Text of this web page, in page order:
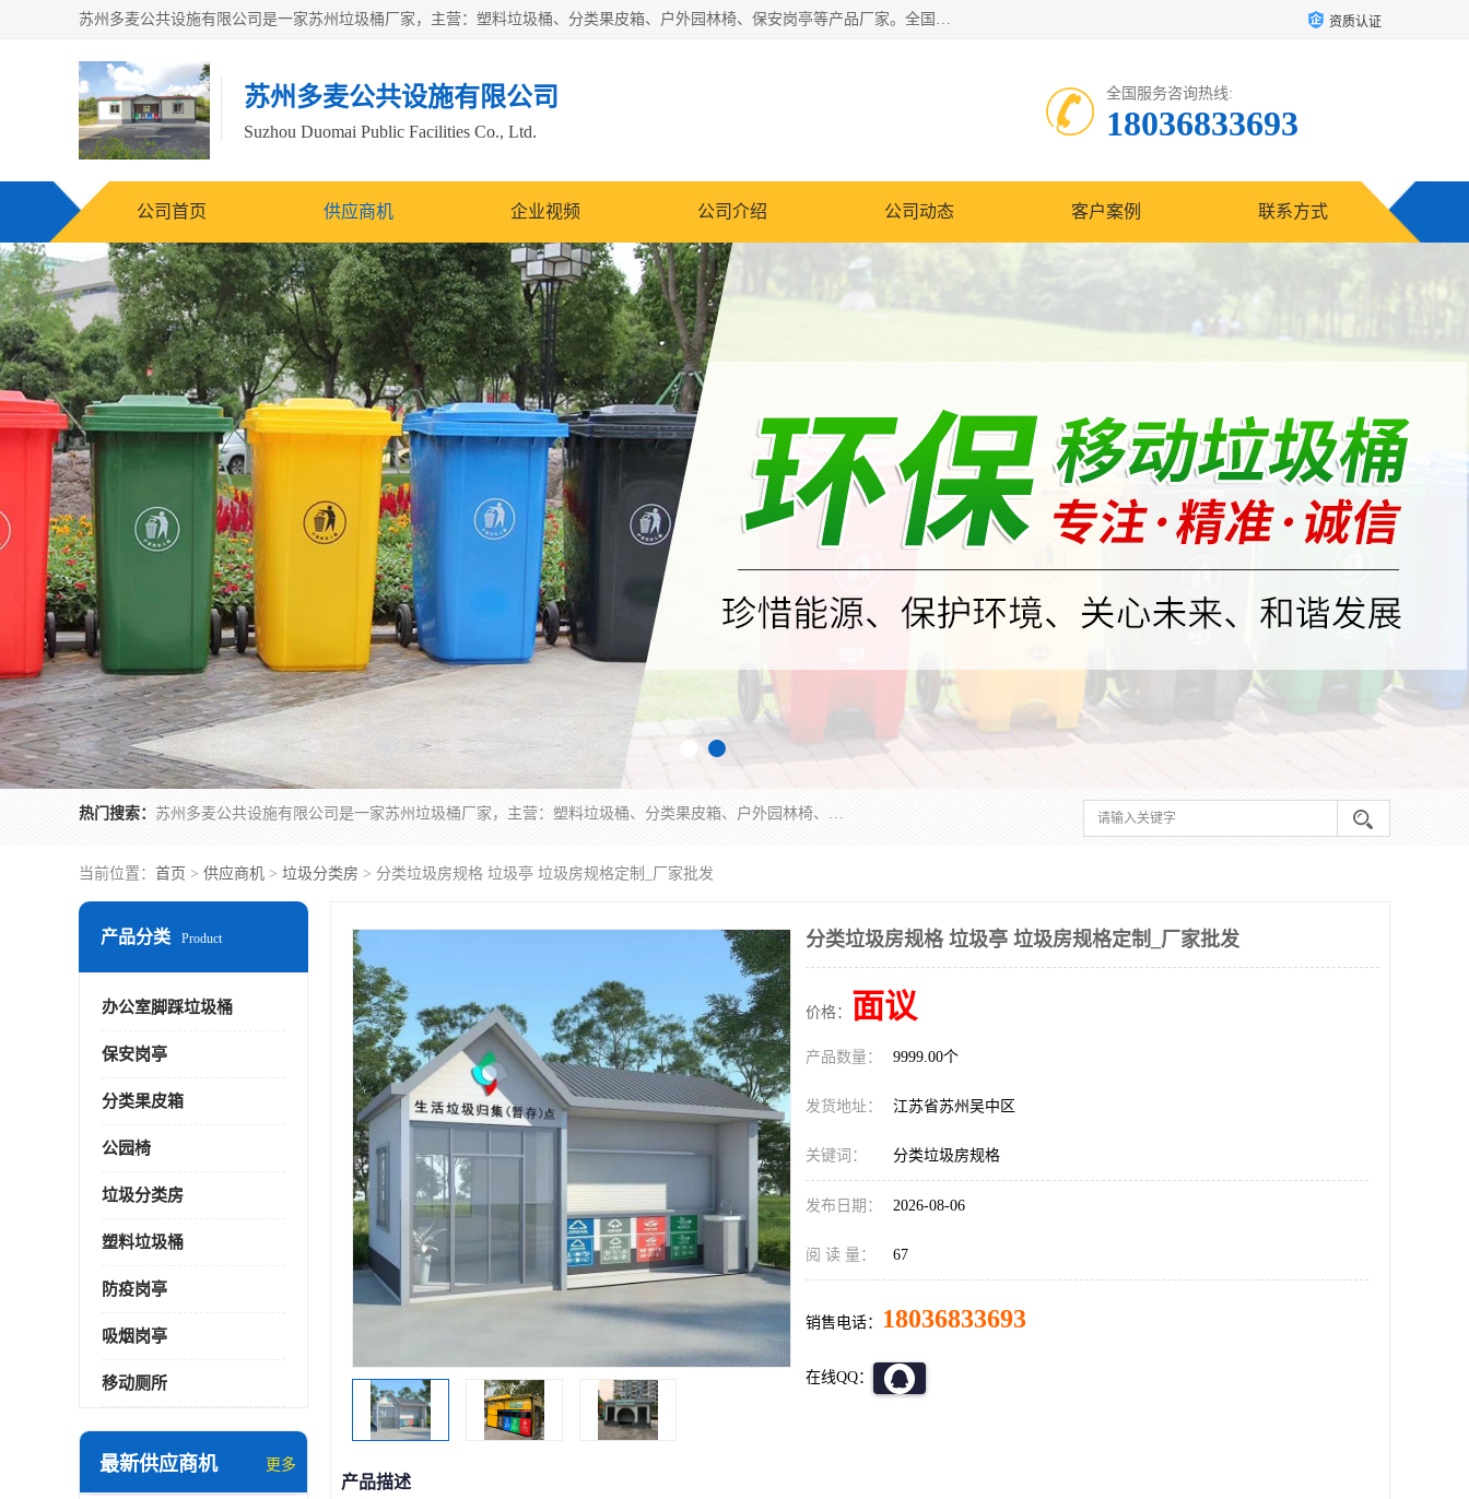
苏州多麦公共设施有限公司是一家苏州垃圾桶厂家，主营：塑料垃圾桶、分类果皮箱、户外园林椅、保安岗亭等产品厂家。全国统一热线电话：17105580222。公司组建完善的团队。设计人员，能根据客户要求，提供适合的设计方案，来满足客户的需求。 资质认证
苏州多麦公共设施有限公司
Suzhou Duomai Public Facilities Co., Ltd.
全国服务咨询热线:
18036833693
公司首页 供应商机 企业视频 公司介绍 公司动态 客户案例 联系方式
热门搜索： 苏州多麦公共设施有限公司是一家苏州垃圾桶厂家，主营：塑料垃圾桶、分类果皮箱、户外园林椅、保安岗亭等产品厂家。全国统一热线电话：17105580222。公司组建完善的团队。设计人员，能根据客户要求，提供适合的设计方案，来满足客户的需求。
当前位置： 首页 > 供应商机 > 垃圾分类房 > 分类垃圾房规格 垃圾亭 垃圾房规格定制_厂家批发
产品分类 Product
办公室脚踩垃圾桶
保安岗亭
分类果皮箱
公园椅
垃圾分类房
塑料垃圾桶
防疫岗亭
吸烟岗亭
移动厕所
最新供应商机 更多
分类垃圾房规格 垃圾亭 垃圾房规格定制_厂家批发
价格： 面议
产品数量： 9999.00个
发货地址： 江苏省苏州吴中区
关键词： 分类垃圾房规格
发布日期： 2026-08-06
阅 读 量： 67
销售电话： 18036833693
在线QQ：
产品描述